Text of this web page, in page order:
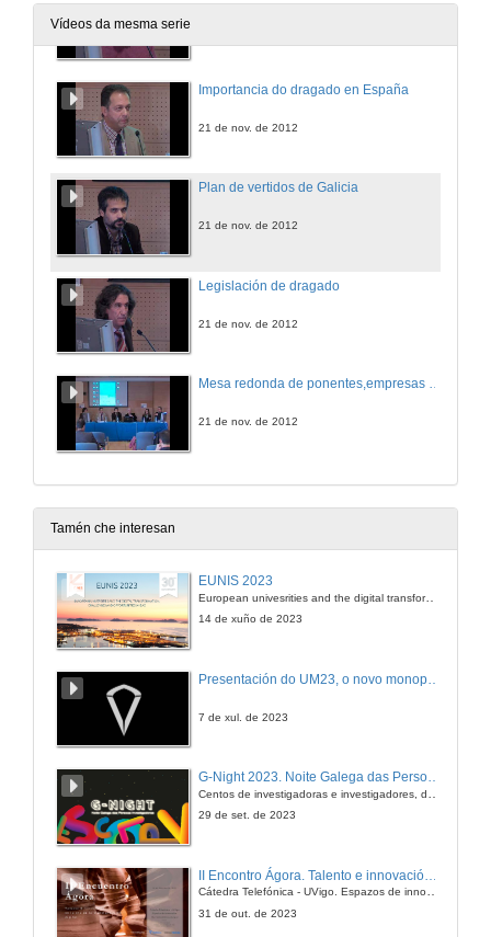
Vídeos da mesma serie
Importancia do dragado en España
21 de nov. de 2012
Plan de vertidos de Galicia
21 de nov. de 2012
Legislación de dragado
21 de nov. de 2012
Mesa redonda de ponentes,empresas e grupos de investigación. Coloquio e turno de preguntas
21 de nov. de 2012
Tamén che interesan
EUNIS 2023
European univesrities and the digital transformation: challenges and opportunities ahead
14 de xuño de 2023
7 de xul. de 2023
G-Night 2023. Noite Galega das Persoas Investigadoras. Conciencias creativas
29 de set. de 2023
Cátedra Telefónica - UVigo. Espazos de innovación
31 de out. de 2023